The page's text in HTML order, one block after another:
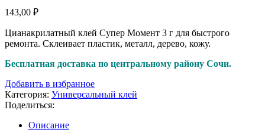
143,00 ₽
Цианакрилатный клей Супер Момент 3 г для быстрого
ремонта. Склеивает пластик, металл, дерево, кожу.
Бесплатная доставка по центральному району Сочи.
Добавить в избранное
Категория: Универсальный клей
Поделиться:
Описание